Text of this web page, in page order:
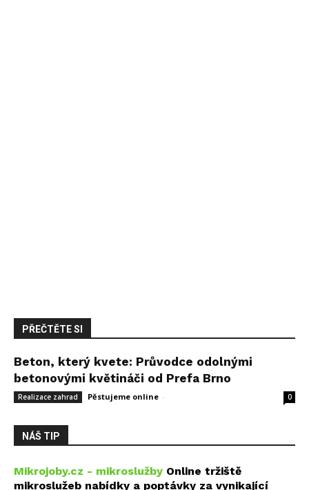
PŘEČTĚTE SI
Beton, který kvete: Průvodce odolnými
betonovými květináči od Prefa Brno
Realizace zahrad Pěstujeme online - 0
NÁŠ TIP
Mikrojoby.cz - mikroslužby Online tržiště
mikroslužeb nabídky a poptávky za vynikající